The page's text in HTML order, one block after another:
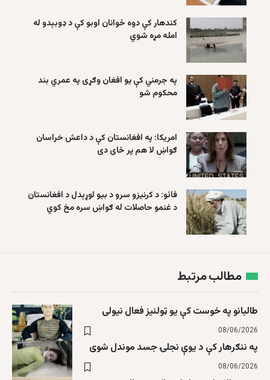
کندهار کې دوه ځوانان اوبو کې د ډوبېدو له
امله مړه شوي
په جرمني کې یو افغان وګړی په عمري بند
محکوم شو
امریکا: په افغانستان کې د داعش خراسان
ګواښ لا هم پر ځای دی
فائو: د کرنیزو سرو د بیو لوړېدل د افغانستان
د غنمو حاصلات له ګواښ سره مخ کوي
مطالب مرتبط
طالبانو په خوست کې یو ټولنیز فعال نیولی
08/06/2026
په ننګرهار کې د یوې نجلۍ جسد موندل شوی
08/06/2026